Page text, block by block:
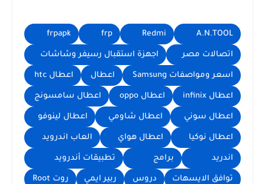
A.N.TOOL
Redmi
frp
frpapk
اتصالات مصر اجهزة استقبال رسيفر وشاشات
اسعر ومواصفات Samsung اعطال اعطال htc
اعطال infinix اعطال oppo اعطال سامسونج
اعطال سوني اعطال شاومي اعطال لينوفو
اعطال نوكيا اعطال هواي العاب اندرويد
اندريد برامج تطبيقات أندرويد
توافق الايسهات دروس ربير ايمي روت Root